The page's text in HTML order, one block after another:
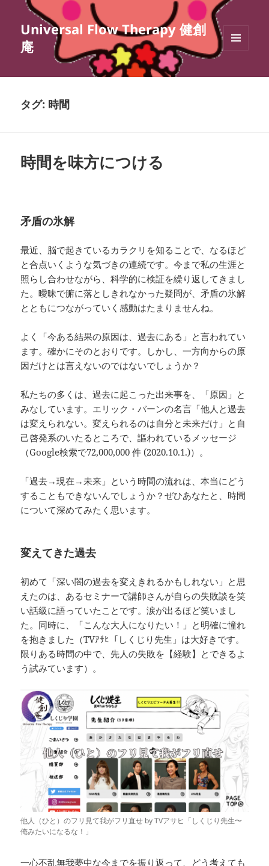
Universal Flow Therapy 健創
庵
ィジェ
タグ: 時間
時間を味方につける
矛盾の氷解
最近、脳で起きているカラクリを知ることで、なるほど
と合点いくような気づきの連続です。今まで私の生涯と
照らし合わせながら、科学的に検証を繰り返してきまし
た。曖昧で腑に落としきれなかった疑問が、矛盾の氷解
とともにつながっていく感動はたまりませんね。
よく「今ある結果の原因は、過去にある」と言われてい
ます。確かにそのとおりです。しかし、一方向からの原
因だけとは言えないのではないでしょうか？
私たちの多くは、過去に起こった出来事を、「原因」と
みなしています。エリック・バーンの名言「他人と過去
は変えられない。変えられるのは自分と未来だけ」と自
己啓発系のいたるところで、謳われているメッセージ
（Google検索で72,000,000 件 (2020.10.1.)）。
「過去→現在→未来」という時間の流れは、本当にどう
することもできないんでしょうか？ぜひあなたと、時間
について深めてみたく思います。
変えてきた過去
初めて「深い闇の過去を変えきれるかもしれない」と思
えたのは、あるセミナーで講師さんが自らの失敗談を笑
い話級に語っていたことです。涙が出るほど笑いまし
た。同時に、「こんな大人になりたい！」と明確に憧れ
を抱きました（TVｱｻﾋ「しくじり先生」は大好きです。
限りある時間の中で、先人の失敗を【経験】とできるよ
う試みています）。
他人（ひと）のフリ見て我がフリ直せ by TVアサヒ「しくじり先生〜
俺みたいになるな！」
一心不乱無我夢中な今までを振り返って、どう考えても